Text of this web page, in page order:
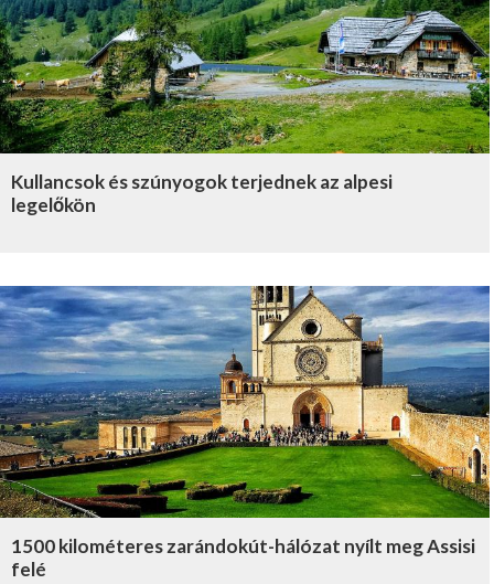
Kullancsok és szúnyogok terjednek az alpesi
legelőkön
1500 kilométeres zarándokút-hálózat nyílt meg Assisi
felé